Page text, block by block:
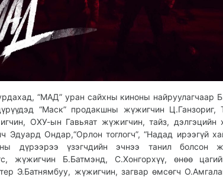
“МАД” уран сайхны киноны найруулагчаар
“Маск” продакшны жүжигчин Ц.Ганзориг,
ОХУ-ын Гавьяат жүжигчин, тайз, дэлгэцийн
Эдуард Ондар,“Орлон тоглогч”, “Надад ирээгүй
дүрээрээ үзэгчдийн эчнээ танил болсон
жүжигчин Б.Батмэнд, С.Хонгорхүү, өнөө
Э.Батнямбуу, жүжигчин, загвар өмсөгч